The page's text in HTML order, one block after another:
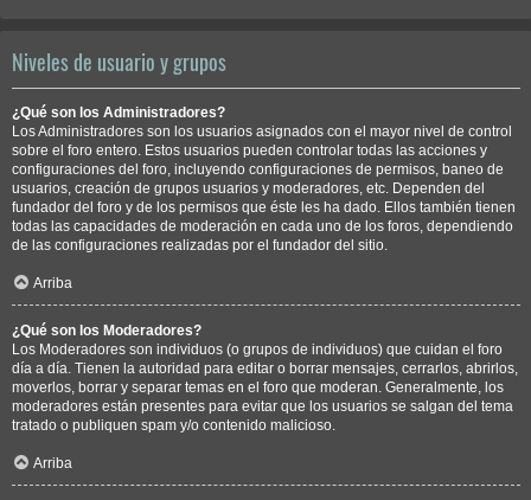
Niveles de usuario y grupos
¿Qué son los Administradores?
Los Administradores son los usuarios asignados con el mayor nivel de control
sobre el foro entero. Estos usuarios pueden controlar todas las acciones y
configuraciones del foro, incluyendo configuraciones de permisos, baneo de
usuarios, creación de grupos usuarios y moderadores, etc. Dependen del
fundador del foro y de los permisos que éste les ha dado. Ellos también tienen
todas las capacidades de moderación en cada uno de los foros, dependiendo
de las configuraciones realizadas por el fundador del sitio.
Arriba
¿Qué son los Moderadores?
Los Moderadores son individuos (o grupos de individuos) que cuidan el foro
día a día. Tienen la autoridad para editar o borrar mensajes, cerrarlos, abrirlos,
moverlos, borrar y separar temas en el foro que moderan. Generalmente, los
moderadores están presentes para evitar que los usuarios se salgan del tema
tratado o publiquen spam y/o contenido malicioso.
Arriba